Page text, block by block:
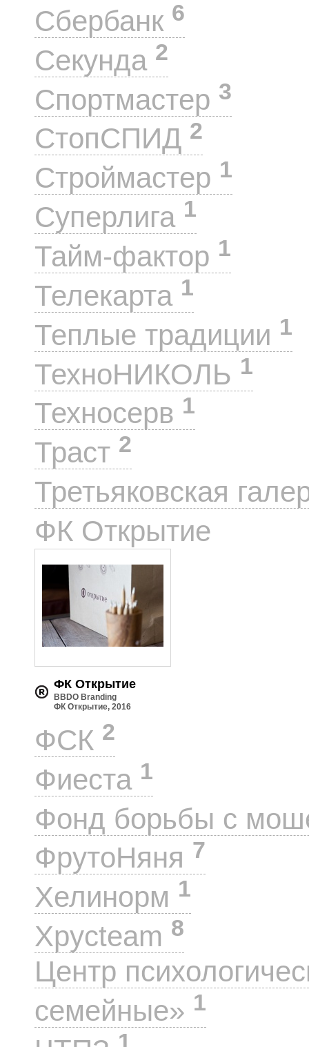
Сбербанк 6
Секунда 2
Спортмастер 3
СтопСПИД 2
Строймастер 1
Суперлига 1
Тайм-фактор 1
Телекарта 1
Теплые традиции 1
ТехноНИКОЛЬ 1
Техносерв 1
Траст 2
Третьяковская
ФК Открытие
ФК Открытие
BBDO Branding
ФК Открытие, 2016
ФСК 2
Фиеста 1
Фонд борьбы с
ФрутоНяня 7
Хелинорм 1
Хрусteam 8
Центр
семейные» 1
1